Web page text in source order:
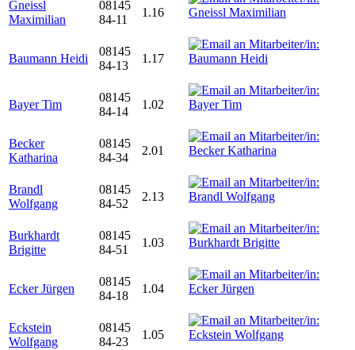
Gneissl
Maximilian
08145
84-11
1.16
Baumann Heidi
08145
84-13
1.17
Bayer Tim
08145
84-14
1.02
Becker
Katharina
08145
84-34
2.01
Brandl
Wolfgang
08145
84-52
2.13
Burkhardt
Brigitte
08145
84-51
1.03
Ecker Jürgen
08145
84-18
1.04
Eckstein
Wolfgang
08145
84-23
1.05